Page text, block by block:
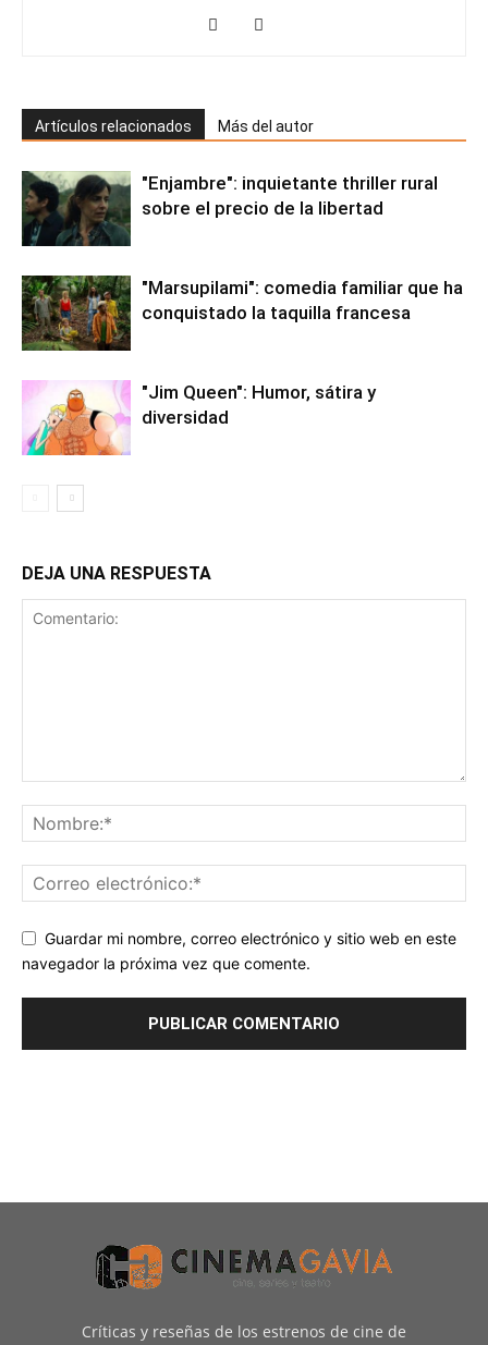
Artículos relacionados Más del autor
"Enjambre": inquietante thriller rural
sobre el precio de la libertad
"Marsupilami": comedia familiar que ha
conquistado la taquilla francesa
"Jim Queen": Humor, sátira y
diversidad
DEJA UNA RESPUESTA
Guardar mi nombre, correo electrónico y sitio web en este
navegador la próxima vez que comente.
Críticas y reseñas de los estrenos de cine de